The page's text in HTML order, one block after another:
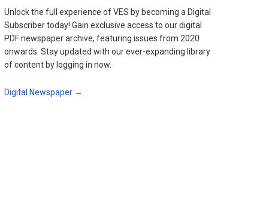
Unlock the full experience of VES by becoming a Digital
Subscriber today! Gain exclusive access to our digital
PDF newspaper archive, featuring issues from 2020
onwards. Stay updated with our ever-expanding library
of content by logging in now.
Digital Newspaper →